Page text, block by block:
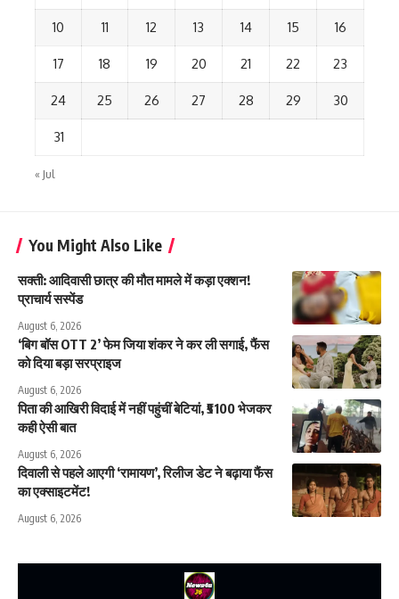
10 11 12 13 14 15 16
17 18 19 20 21 22 23
24 25 26 27 28 29 30
31
« Jul
You Might Also Like
सक्ती: आदिवासी छात्र की मौत मामले में कड़ा एक्शन!
प्राचार्य सस्पेंड
August 6, 2026
‘बिग बॉस OTT 2’ फेम जिया शंकर ने कर ली सगाई, फैंस
को दिया बड़ा सरप्राइज
August 6, 2026
पिता की आखिरी विदाई में नहीं पहुंचीं बेटियां, ₹5100 भेजकर
कही ऐसी बात
August 6, 2026
दिवाली से पहले आएगी ‘रामायण’, रिलीज डेट ने बढ़ाया फैंस
का एक्साइटमेंट!
August 6, 2026